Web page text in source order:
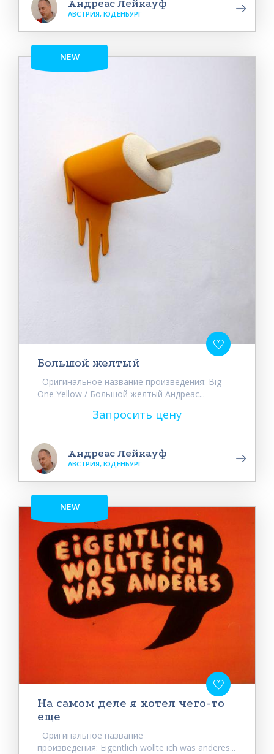
Андреас Лейкауф
АВСТРИЯ, ЮДЕНБУРГ
NEW
Большой желтый
Оригинальное название произведения: Big
One Yellow / Большой желтый Андреас...
Запросить цену
Андреас Лейкауф
АВСТРИЯ, ЮДЕНБУРГ
NEW
На самом деле я хотел чего-то
еще
Оригинальное название
произведения: Eigentlich wollte ich was anderes...